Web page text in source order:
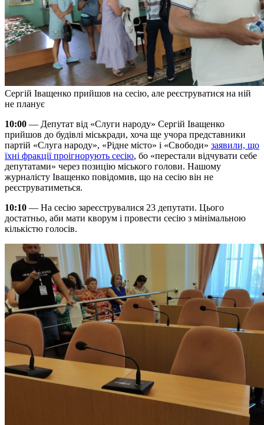
Сергій Іващенко прийшов на сесію, але реєструватися на ній
не планує
10:00 — Депутат від «Слуги народу» Сергій Іващенко
прийшов до будівлі міськради, хоча ще учора представники
партій «Слуга народу», «Рідне місто» і «Свободи» заявили, що
їхні фракції проігнорують сесію, бо «перестали відчувати себе
депутатами» через позицію міського голови. Нашому
журналісту Іващенко повідомив, що на сесію він не
реєструватиметься.
10:10 — На сесію зареєструвалися 23 депутати. Цього
достатньо, аби мати кворум і провести сесію з мінімальною
кількістю голосів.